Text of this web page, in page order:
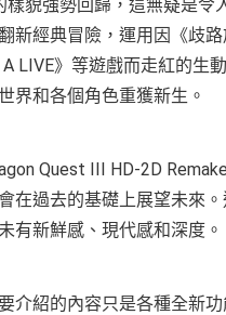
樣貌強勢回歸，這無疑是令
新經典冒險，運用因《歧
LIVE》等遊戲而走紅的生
界和各個角色重獲新生。
Quest III HD-2D
在過去的基礎上展望未來
有新鮮感、現代感和深度。
介紹的內容只是各種全新功